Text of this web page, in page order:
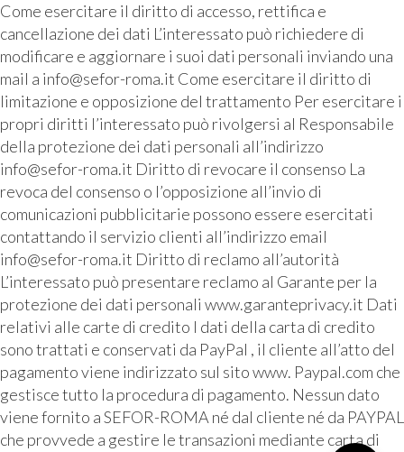
Come esercitare il diritto di accesso, rettifica e
cancellazione dei dati L’interessato può richiedere di
modificare e aggiornare i suoi dati personali inviando una
mail a info@sefor-roma.it Come esercitare il diritto di
limitazione e opposizione del trattamento Per esercitare i
propri diritti l’interessato può rivolgersi al Responsabile
della protezione dei dati personali all’indirizzo
info@sefor-roma.it Diritto di revocare il consenso La
revoca del consenso o l’opposizione all’invio di
comunicazioni pubblicitarie possono essere esercitati
contattando il servizio clienti all’indirizzo email
info@sefor-roma.it Diritto di reclamo all’autorità
L’interessato può presentare reclamo al Garante per la
protezione dei dati personali www.garanteprivacy.it Dati
relativi alle carte di credito I dati della carta di credito
sono trattati e conservati da PayPal , il cliente all’atto del
pagamento viene indirizzato sul sito www. Paypal.com che
gestisce tutto la procedura di pagamento. Nessun dato
viene fornito a SEFOR-ROMA né dal cliente né da PAYPAL
che provvede a gestire le transazioni mediante carta di